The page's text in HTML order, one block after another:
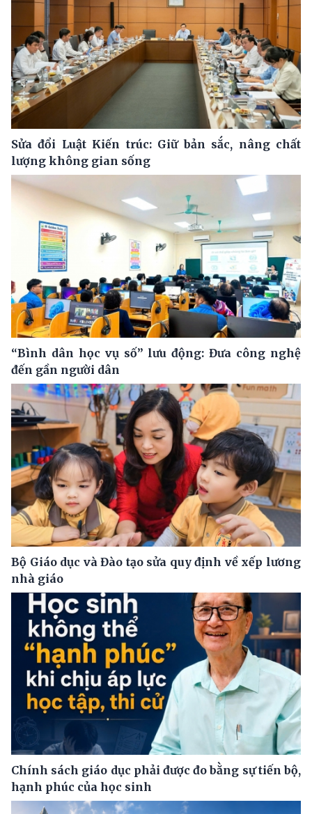
Sửa đổi Luật Kiến trúc: Giữ bản sắc, nâng chất
lượng không gian sống
“Bình dân học vụ số” lưu động: Đưa công nghệ
đến gần người dân
Bộ Giáo dục và Đào tạo sửa quy định về xếp lương
nhà giáo
Chính sách giáo dục phải được đo bằng sự tiến bộ,
hạnh phúc của học sinh